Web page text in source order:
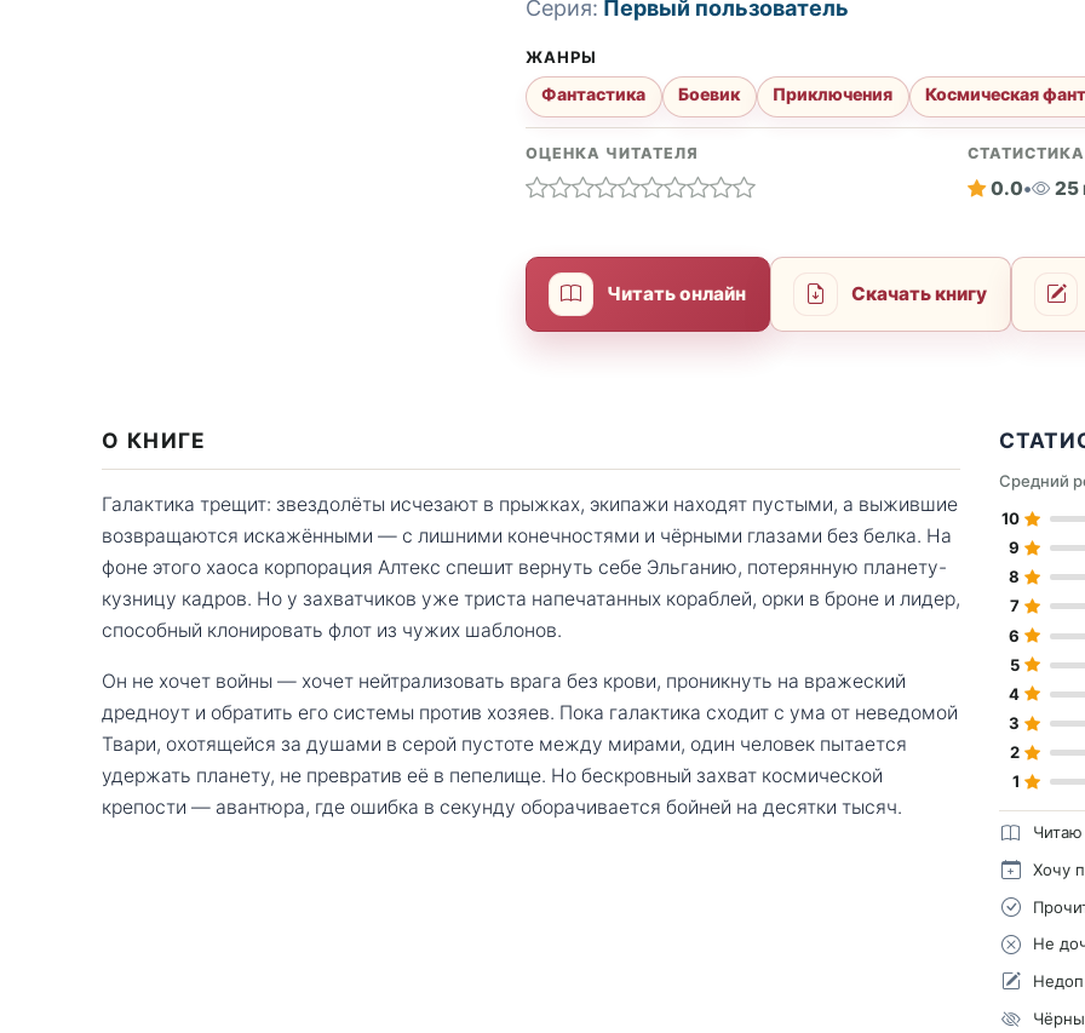
Серия: Первый пользователь
ЖАНРЫ
Фантастика Боевик Приключения Космическая
ОЦЕНКА ЧИТАТЕЛЯ СТАТИСТИКА
0.0• 25
Читать онлайн Скачать книгу
О КНИГЕ
Галактика трещит: звездолёты исчезают в прыжках, экипажи находят пустыми, а выжившие
возвращаются искажёнными — с лишними конечностями и чёрными глазами без белка. На
фоне этого хаоса корпорация Алтекс спешит вернуть себе Эльганию, потерянную планету-
кузницу кадров. Но у захватчиков уже триста напечатанных кораблей, орки в броне и лидер,
способный клонировать флот из чужих шаблонов.
Он не хочет войны — хочет нейтрализовать врага без крови, проникнуть на вражеский
дредноут и обратить его системы против хозяев. Пока галактика сходит с ума от неведомой
Твари, охотящейся за душами в серой пустоте между мирами, один человек пытается
удержать планету, не превратив её в пепелище. Но бескровный захват космической
крепости — авантюра, где ошибка в секунду оборачивается бойней на десятки тысяч.
Средний
10
9
8
7
6
5
4
3
2
1
Читаю
Хочу
Не